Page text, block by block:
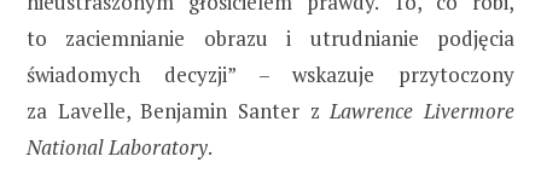
to zaciemnianie obrazu i utrudnianie podjęcia
świadomych decyzji” – wskazuje przytoczony
za Lavelle, Benjamin Santer zLawrence Livermore
National Laboratory.